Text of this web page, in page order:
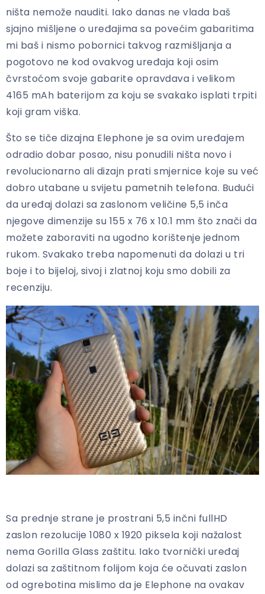
ništa nemože nauditi. Iako danas ne vlada baš
sjajno mišljene o uređajima sa povećim gabaritima
mi baš i nismo pobornici takvog razmišljanja a
pogotovo ne kod ovakvog uređaja koji osim
čvrstoćom svoje gabarite opravdava i velikom
4165 mAh baterijom za koju se svakako isplati trpiti
koji gram viška.
Što se tiče dizajna Elephone je sa ovim uređajem
odradio dobar posao, nisu ponudili ništa novo i
revolucionarno ali dizajn prati smjernice koje su već
dobro utabane u svijetu pametnih telefona. Budući
da uređaj dolazi sa zaslonom veličine 5,5 inča
njegove dimenzije su 155 x 76 x 10.1 mm što znači da
možete zaboraviti na ugodno korištenje jednom
rukom. Svakako treba napomenuti da dolazi u tri
boje i to bijeloj, sivoj i zlatnoj koju smo dobili za
recenziju.
Sa prednje strane je prostrani 5,5 inčni fullHD
zaslon rezolucije 1080 x 1920 piksela koji nažalost
nema Gorilla Glass zaštitu. Iako tvornički uređaj
dolazi sa zaštitnom folijom koja će očuvati zaslon
od ogrebotina mislimo da je Elephone na ovakav